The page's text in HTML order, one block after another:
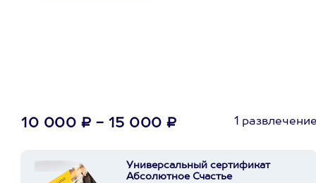
10 000 ₽ - 15 000 ₽ 1
Универсальный сертификат
Абсолютное Счастье